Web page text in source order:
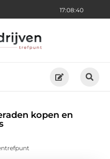
17:08:41
kopen en